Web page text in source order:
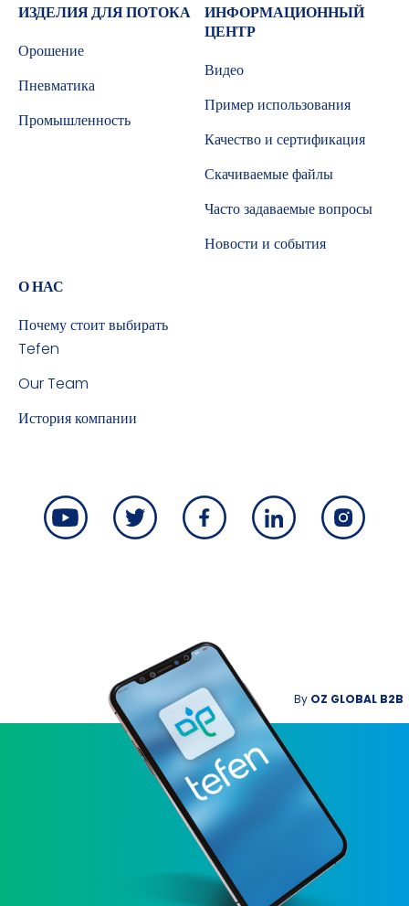
ИЗДЕЛИЯ ДЛЯ ПОТОКА
Орошение
Пневматика
Промышленность
ИНФОРМАЦИОННЫЙ
ЦЕНТР
Видео
Пример использования
Качество и сертификация
Скачиваемые файлы
Часто задаваемые вопросы
Новости и события
О НАС
Почему стоит выбирать
Tefen
Our Team
История компании
By OZ GLOBAL B2B